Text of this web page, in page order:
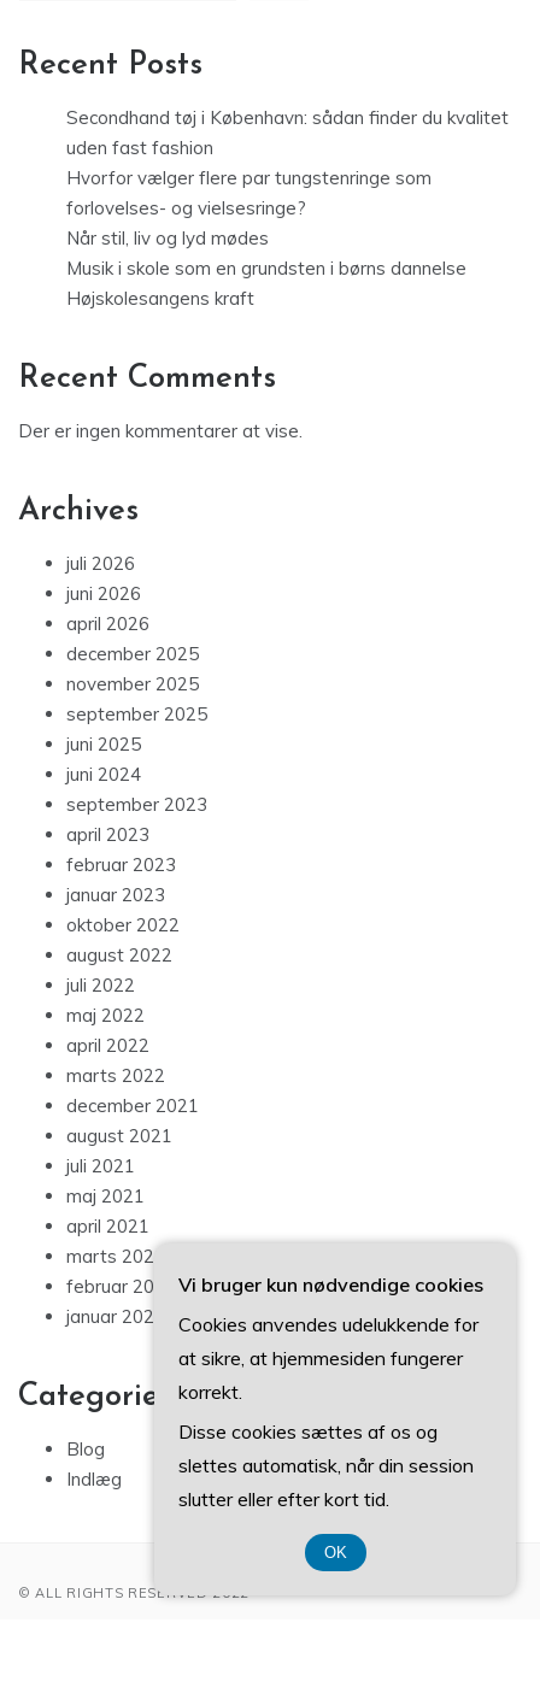
Recent Posts
Secondhand tøj i København: sådan finder du kvalitet
uden fast fashion
Hvorfor vælger flere par tungstenringe som
forlovelses- og vielsesringe?
Når stil, liv og lyd mødes
Musik i skole som en grundsten i børns dannelse
Højskolesangens kraft
Recent Comments
Der er ingen kommentarer at vise.
Archives
juli 2026
juni 2026
april 2026
december 2025
november 2025
september 2025
juni 2025
juni 2024
september 2023
april 2023
februar 2023
januar 2023
oktober 2022
august 2022
juli 2022
maj 2022
april 2022
marts 2022
december 2021
august 2021
juli 2021
maj 2021
april 2021
marts 2021
februar 2021
januar 2021
Categories
Blog
Indlæg
© ALL RIGHTS RESERVED 2022
Vi bruger kun nødvendige cookies
Cookies anvendes udelukkende for
at sikre, at hjemmesiden fungerer
korrekt.
Disse cookies sættes af os og
slettes automatisk, når din session
slutter eller efter kort tid.
OK